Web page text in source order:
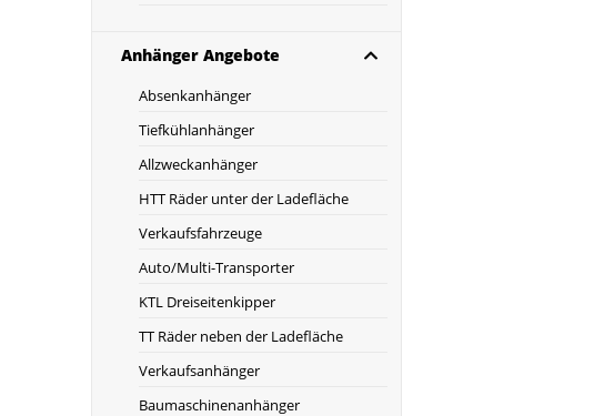
Anhänger Angebote
Absenkanhänger
Tiefkühlanhänger
Allzweckanhänger
HTT Räder unter der Ladefläche
Verkaufsfahrzeuge
Auto/Multi-Transporter
KTL Dreiseitenkipper
TT Räder neben der Ladefläche
Verkaufsanhänger
Baumaschinenanhänger